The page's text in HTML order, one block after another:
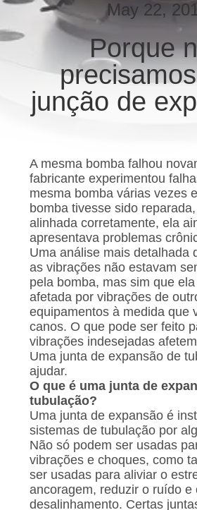
EXCURSÃO
DA
FÁBRICA
CONTROLE
CONTACTE-
NOS
NOTÍCIA
PEÇA
UMAS
CITAÇÕES
MAPA
DO
SITE
POLÍTICA
May 22,
Porque
junção de
A mesma bomba falhou
fabricante experimentou
mesma bomba várias vezes
bomba tivesse sido
alinhada corretamente, ela
apresentava problemas
Uma análise mais detalhada
as vibrações não estavam
pela bomba, mas sim que
afetada por vibrações de
equipamentos à medida que
canos. O que pode ser feito
vibrações indesejadas
Uma junta de expansão de
ajudar.
O que é uma junta de
tubulação?
Uma junta de expansão é
sistemas de tubulação por
Não só podem ser usadas
vibrações e choques, como
ser usadas para aliviar o
ancoragem, reduzir o ruído e
desalinhamento. Certas